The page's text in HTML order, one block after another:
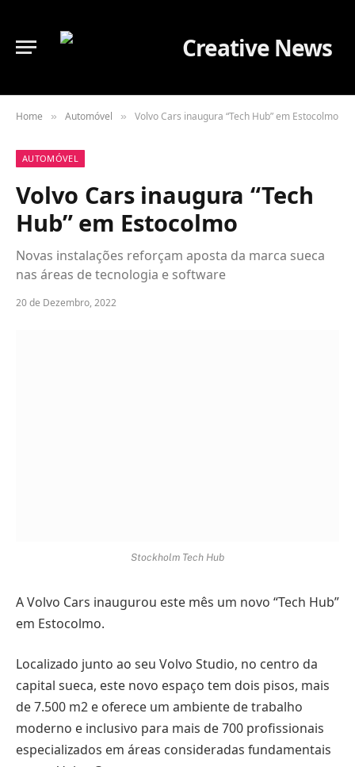
Home » Automóvel » Volvo Cars inaugura “Tech Hub” em Estocolmo
AUTOMÓVEL
Volvo Cars inaugura “Tech
Hub” em Estocolmo
Novas instalações reforçam aposta da marca sueca
nas áreas de tecnologia e software
20 de Dezembro, 2022
Stockholm Tech Hub
A Volvo Cars inaugurou este mês um novo “Tech Hub”
em Estocolmo.
Localizado junto ao seu Volvo Studio, no centro da
capital sueca, este novo espaço tem dois pisos, mais
de 7.500 m2 e oferece um ambiente de trabalho
moderno e inclusivo para mais de 700 profissionais
especializados em áreas consideradas fundamentais